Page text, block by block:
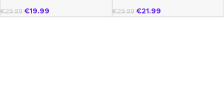
€29.99 €19.99 €29.99 €21.99